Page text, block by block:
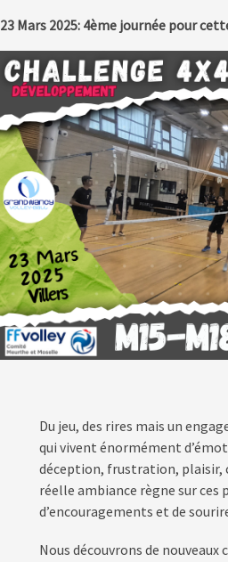
23 Mars 2025: 4ème journée pour
Du jeu, des rires mais un
qui vivent énormément
déception, frustration, plaisir,
réelle ambiance règne sur ces
d’encouragements et de
Nous découvrons de nouveaux